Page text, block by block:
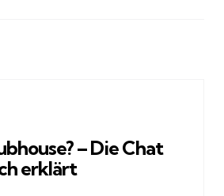
– Die Chat
erklärt